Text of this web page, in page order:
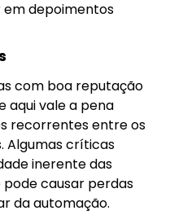
depoimentos
com boa reputação
aqui vale a pena
recorrentes entre os
Algumas críticas
inerente das
causar perdas
da automação.